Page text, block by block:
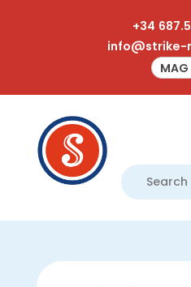
+34
info@strike-
MAG